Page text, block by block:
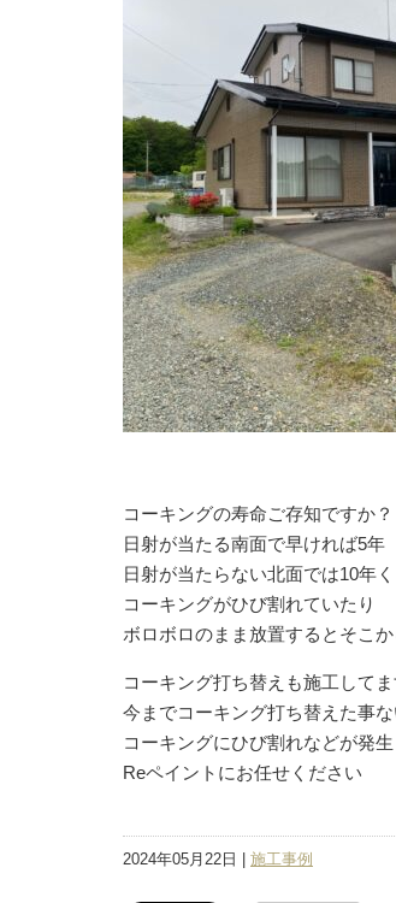
コーキングの寿命ご存知ですか？
日射が当たる南面で早ければ5年
日射が当たらない北面では10年
コーキングがひび割れていたり
ボロボロのまま放置するとそこ
コーキング打ち替えも施工して
今までコーキング打ち替えた事
コーキングにひび割れなどが発
Reペイントにお任せください
2024年05月22日 | 施工事例